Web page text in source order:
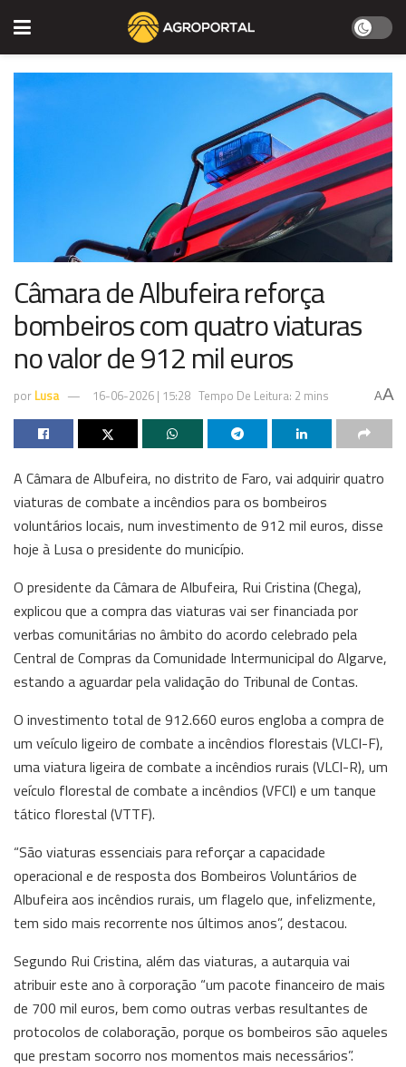
Câmara de Albufeira reforça
bombeiros com quatro viaturas
no valor de 912 mil euros
por Lusa 16-06-2026 | 15:28 Tempo De Leitura: 2 mins AA
A Câmara de Albufeira, no distrito de Faro, vai adquirir quatro
viaturas de combate a incêndios para os bombeiros
voluntários locais, num investimento de 912 mil euros, disse
hoje à Lusa o presidente do município.
O presidente da Câmara de Albufeira, Rui Cristina (Chega),
explicou que a compra das viaturas vai ser financiada por
verbas comunitárias no âmbito do acordo celebrado pela
Central de Compras da Comunidade Intermunicipal do Algarve,
estando a aguardar pela validação do Tribunal de Contas.
O investimento total de 912.660 euros engloba a compra de
um veículo ligeiro de combate a incêndios florestais (VLCI-F),
uma viatura ligeira de combate a incêndios rurais (VLCI-R), um
veículo florestal de combate a incêndios (VFCI) e um tanque
tático florestal (VTTF).
“São viaturas essenciais para reforçar a capacidade
operacional e de resposta dos Bombeiros Voluntários de
Albufeira aos incêndios rurais, um flagelo que, infelizmente,
tem sido mais recorrente nos últimos anos”, destacou.
Segundo Rui Cristina, além das viaturas, a autarquia vai
atribuir este ano à corporação “um pacote financeiro de mais
de 700 mil euros, bem como outras verbas resultantes de
protocolos de colaboração, porque os bombeiros são aqueles
que prestam socorro nos momentos mais necessários”.